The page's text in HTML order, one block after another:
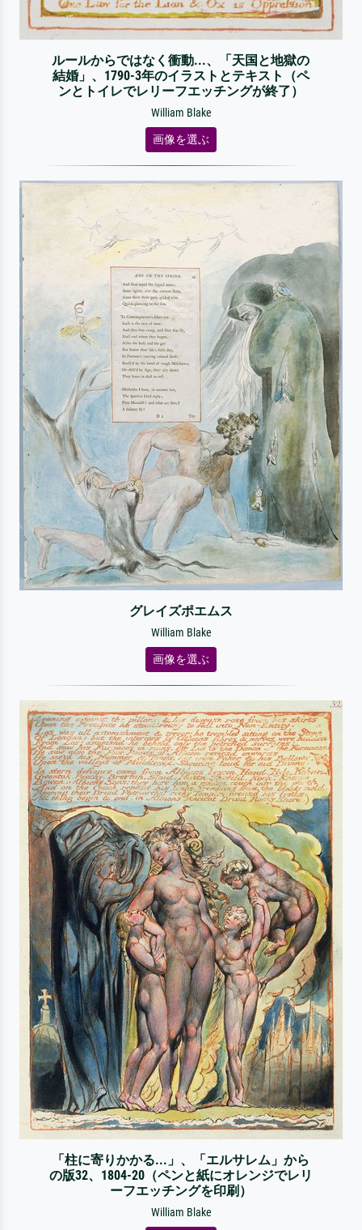
ルールからではなく衝動...、「天国と地獄の
結婚」、1790-3年のイラストとテキスト（ペ
ンとトイレでレリーフエッチングが終了）
William Blake
画像を選ぶ
グレイズポエムス
William Blake
画像を選ぶ
「柱に寄りかかる...」、「エルサレム」から
の版32、1804-20（ペンと紙にオレンジでレリ
ーフエッチングを印刷）
William Blake